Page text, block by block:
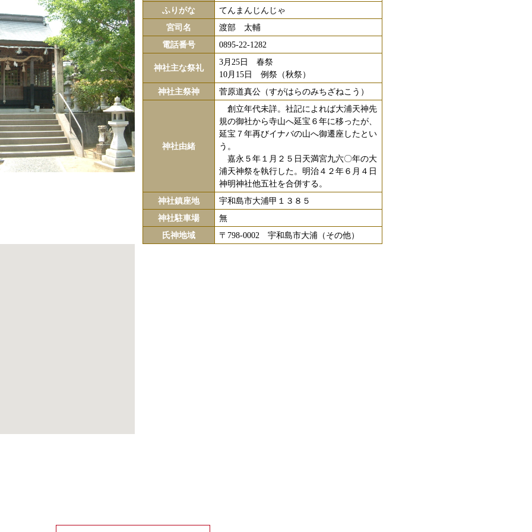
ふりがな
てんまんじんじゃ
宮司名
渡部 太輔
電話番号
0895-22-1282
神社主な祭礼
3月25日 春祭
10月15日 例祭（秋祭）
神社主祭神
菅原道真公（すがはらのみちざねこう）
神社由緒
創立年代未詳。社記によれば大浦天神先
規の御社から寺山へ延宝６年に移ったが、
延宝７年再びイナバの山へ御遷座したとい
う。
嘉永５年１月２５日天満宮九六〇年の大
浦天神祭を執行した。明治４２年６月４日
神明神社他五社を合併する。
神社鎮座地
宇和島市大浦甲１３８５
神社駐車場
無
氏神地域
〒798-0002 宇和島市大浦（その他）